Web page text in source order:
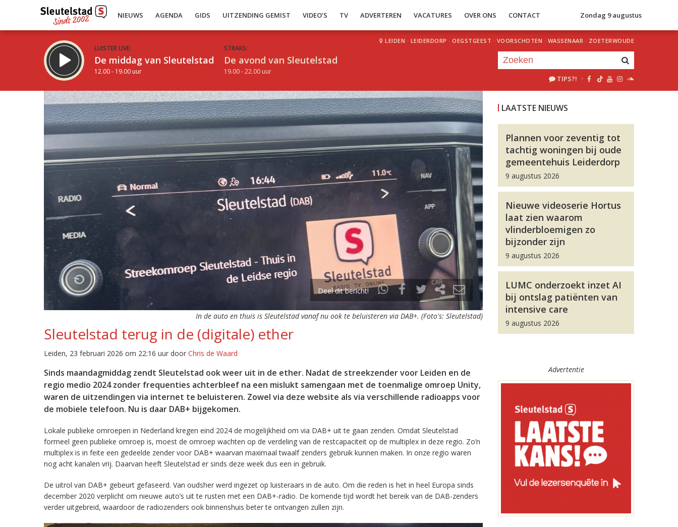
NIEUWS AGENDA GIDS UITZENDING GEMIST VIDEO’S TV ADVERTEREN VACATURES OVER ONS CONTACT Zondag 9 augustus
LUISTER LIVE:
De middag van Sleutelstad
12.00 - 19.00 uur
STRAKS:
De avond van Sleutelstad
19.00 - 22.00 uur
LEIDEN · LEIDERDORP · OEGSTGEEST · VOORSCHOTEN · WASSENAAR · ZOETERWOUDE
TIPS?! ·
Deel dit bericht!
In de auto en thuis is Sleutelstad vanaf nu ook te beluisteren via DAB+. (Foto's: Sleutelstad)
Sleutelstad terug in de (digitale) ether
Leiden, 23 februari 2026 om 22:16 uur door Chris de Waard
Sinds maandagmiddag zendt Sleutelstad ook weer uit in de ether. Nadat de streekzender voor Leiden en de
regio medio 2024 zonder frequenties achterbleef na een mislukt samengaan met de toenmalige omroep Unity,
waren de uitzendingen via internet te beluisteren. Zowel via deze website als via verschillende radioapps voor
de mobiele telefoon. Nu is daar DAB+ bijgekomen.
Lokale publieke omroepen in Nederland kregen eind 2024 de mogelijkheid om via DAB+ uit te gaan zenden. Omdat Sleutelstad
formeel geen publieke omroep is, moest de omroep wachten op de verdeling van de restcapaciteit op de multiplex in deze regio. Zo’n
multiplex is in feite een gedeelde zender voor DAB+ waarvan maximaal twaalf zenders gebruik kunnen maken. In onze regio waren
nog acht kanalen vrij. Daarvan heeft Sleutelstad er sinds deze week dus een in gebruik.
De uitrol van DAB+ gebeurt gefaseerd. Van oudsher werd ingezet op luisteraars in de auto. Om die reden is het in heel Europa sinds
december 2020 verplicht om nieuwe auto’s uit te rusten met een DAB+-radio. De komende tijd wordt het bereik van de DAB-zenders
verder uitgebreid, waardoor de radiozenders ook binnenshuis beter te ontvangen zullen zijn.
LAATSTE NIEUWS
Plannen voor zeventig tot
tachtig woningen bij oude
gemeentehuis Leiderdorp
9 augustus 2026
Nieuwe videoserie Hortus
laat zien waarom
vlinderbloemigen zo
bijzonder zijn
9 augustus 2026
LUMC onderzoekt inzet AI
bij ontslag patiënten van
intensive care
9 augustus 2026
Advertentie